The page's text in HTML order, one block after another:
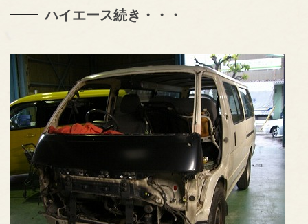
ハイエース続き・・・